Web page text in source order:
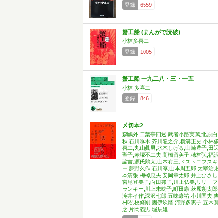
登録
6559
蟹工船 (まんがで読破)
小林多喜二
登録
1005
蟹工船 一九二八・三・一五
小林 多喜二
登録
846
〆切本2
森鷗外,二葉亭四迷,武者小路実篤,北原白
秋,石川啄木,芥川龍之介,横溝正史,小林多
喜二,丸山眞男,水木しげる,山崎豊子,田辺
聖子,赤塚不二夫,高橋留美子,穂村弘,福沢
諭吉,源氏鶏太,山本有三,ドストエフスキ
ー,夢野久作,石川淳,山本周五郎,太宰治,
本清張,梅棹忠夫,安岡章太郎,井上ひさし,
宮尾登美子,向田邦子,川上弘美,リリーフ
ランキー,川上未映子,町田康,萩原朔太郎,
滝井孝作,深沢七郎,五味康祐,小川国夫,
村昭,校條剛,團伊玖磨,河野多惠子,五木
之,片岡義男,堀辰雄